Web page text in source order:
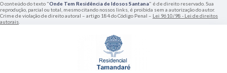
O conteúdo do texto "Onde Tem Residência de Idosos Santana" é de direito reservado. Sua
reprodução, parcial ou total, mesmo citando nossos links, é proibida sem a autorização do autor.
Crime de violação de direito autoral – artigo 184 do Código Penal – Lei 9610/98 - Lei de direitos
autorais